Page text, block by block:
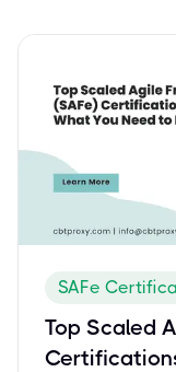
SAFe
Top Scaled